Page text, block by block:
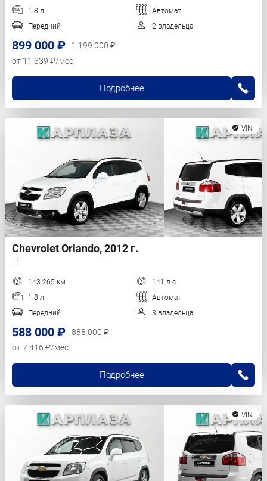
1.8 л.
Автомат
Передний
2 владельца
899 000 ₽
1 199 000 ₽
от 11 339 ₽/мес
Подробнее
VIN
Chevrolet Orlando, 2012 г.
LT
143 265 км
141 л.с.
1.8 л.
Автомат
Передний
3 владельца
588 000 ₽
888 000 ₽
от 7 416 ₽/мес
Подробнее
VIN